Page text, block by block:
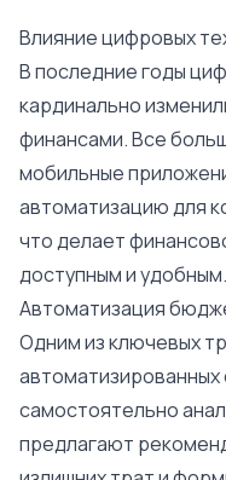
Влияние цифровых
В последние годы
кардинально
финансами. Все
мобильные
автоматизацию для
что делает
доступным и удобным.
Автоматизация
Одним из ключевых
самостоятельно
предлагают